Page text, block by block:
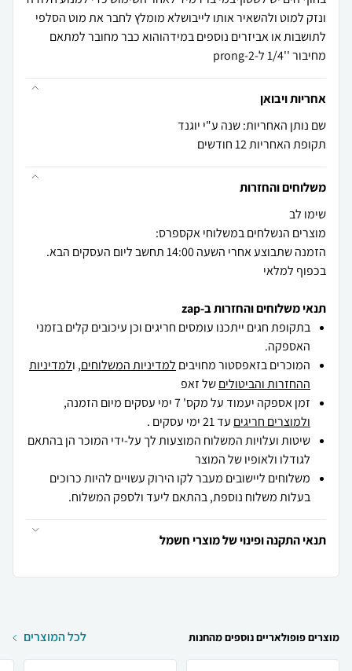
ונזק למוט ולהשאיר אותו לייבושלא מומלץ לחבר את מוט הסלפי
לתושבות או אביזרים נוספים במידהוהוא כבר מחובר למתאם
מחיבור ''1/4 ל-2-prong
אחריות ויבואן
שם נותן האחריות: שנה ע"י יוגנד
תקופת האחריות 12 חודשים
משלוחים והחזרות
הזמנה שתבוצע אחרי השעה 14:00 תחשב ליום העסקים הבא.
בכפוף למלאי
תנאי משלוחים והחזרות ב-zap
בתקופת חגים ייתכנו עומסים חריגים וכן עיכובים קלים בזמני
האספקה.
המוכרים בזאפסטור מחויבים למדיניות המשלוחים, ולמדיניות
ההחזרות והביטוליםשל זאפ
זמן אספקה יעמוד על מקס' 7 ימי עסקים מיום הזמנה,
ולמוצרים חריגים עד 21 ימי עסקים .
שיטות ועלויות המשלוח המוצעות לך על-ידי המוכר הן בהתאם
לגודלו ולאופיו של המוצר
משלוחים ליישובים מעבר לקו הירוק עשויים להיות כרוכים
בעלות משלוח נוספת, בהתאם ליעד ולספק המשלוח.
תנאי התקנה ופינוי של מוצרי חשמל
מוצרים פופולאריים נוספים מהחנות לכל המוצרים